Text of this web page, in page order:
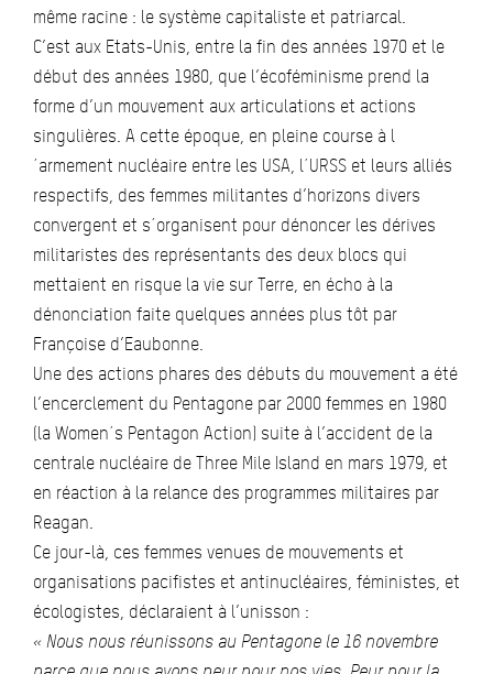
même racine : le système capitaliste et patriarcal.
C’est aux Etats-Unis, entre la fin des années 1970 et le
début des années 1980, que l’écoféminisme prend la
forme d’un mouvement aux articulations et actions
singulières. A cette époque, en pleine course à l
´armement nucléaire entre les USA, l´URSS et leurs alliés
respectifs, des femmes militantes d’horizons divers
convergent et s´organisent pour dénoncer les dérives
militaristes des représentants des deux blocs qui
mettaient en risque la vie sur Terre, en écho à la
dénonciation faite quelques années plus tôt par
Françoise d’Eaubonne.
Une des actions phares des débuts du mouvement a été
l’encerclement du Pentagone par 2000 femmes en 1980
(la Women´s Pentagon Action) suite à l’accident de la
centrale nucléaire de Three Mile Island en mars 1979, et
en réaction à la relance des programmes militaires par
Reagan.
Ce jour-là, ces femmes venues de mouvements et
organisations pacifistes et antinucléaires, féministes, et
écologistes, déclaraient à l’unisson :
« Nous nous réunissons au Pentagone le 16 novembre